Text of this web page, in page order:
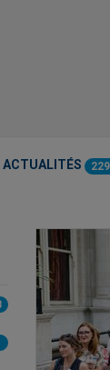
ACTUALITÉS